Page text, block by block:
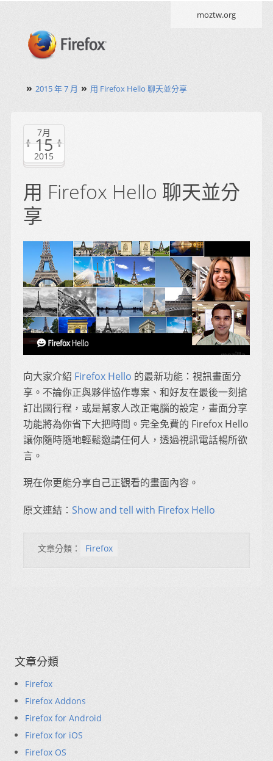
moztw.org
» 2015 年 7 月 » 用 Firefox Hello 聊天並分享
7月
15
2015
用 Firefox Hello 聊天並分
享
向大家介紹 Firefox Hello 的最新功能：視訊畫面分
享。不論你正與夥伴協作專案、和好友在最後一刻搶
訂出國行程，或是幫家人改正電腦的設定，畫面分享
功能將為你省下大把時間。完全免費的 Firefox Hello
讓你隨時隨地輕鬆邀請任何人，透過視訊電話暢所欲
言。
現在你更能分享自己正觀看的畫面內容。
原文連結： Show and tell with Firefox Hello
文章分類： Firefox
文章分類
Firefox
Firefox Addons
Firefox for Android
Firefox for iOS
Firefox OS